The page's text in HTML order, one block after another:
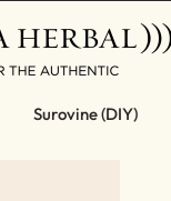
Surovine (DIY)